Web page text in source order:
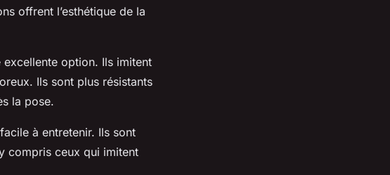
offrent l’esthétique de la
excellente option. Ils imitent
Ils sont plus résistants
la pose.
à entretenir. Ils sont
compris ceux qui imitent